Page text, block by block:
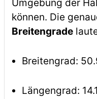
Umgebung der
können. Die
Breitengrade
Breitengrad:
Längengrad: